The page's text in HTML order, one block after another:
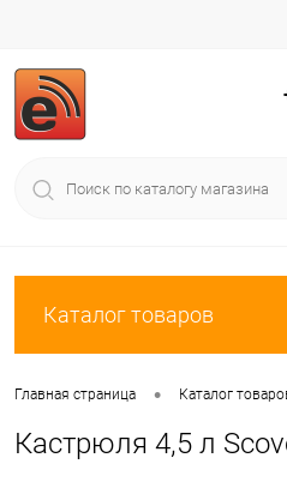
Каталог товаров
Главная страница • Каталог
Кастрюля 4,5 л